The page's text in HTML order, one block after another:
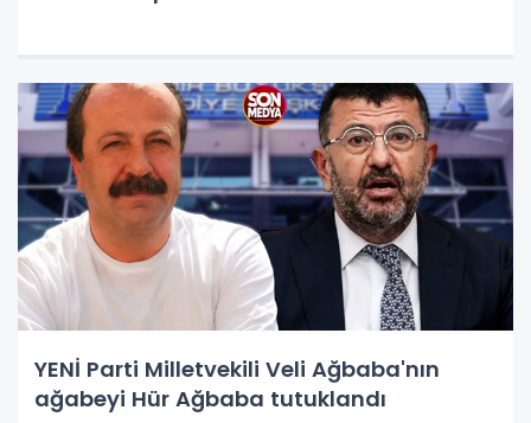
YENİ Parti Milletvekili Veli Ağbaba'nın
ağabeyi Hür Ağbaba tutuklandı